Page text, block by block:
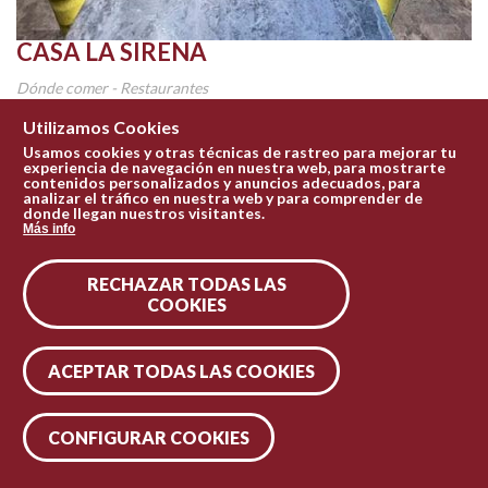
CASA LA SIRENA
Dónde comer - Restaurantes
Una casa, no exenta de historia, que está anexa a las famosas
"Casas Colgadas" y en su día funcionó como almacén....
Conócelo
Utilizamos Cookies
Usamos cookies y otras técnicas de rastreo para mejorar tu
experiencia de navegación en nuestra web, para mostrarte
contenidos personalizados y anuncios adecuados, para
analizar el tráfico en nuestra web y para comprender de
donde llegan nuestros visitantes.
Más info
RECHAZAR TODAS LAS
COOKIES
ACEPTAR TODAS LAS COOKIES
CONFIGURAR COOKIES